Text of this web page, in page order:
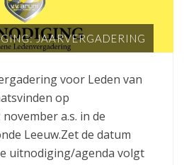
JAARVERGADERING
voor Leden van
op
a.s. in de
Leeuw.Zet de datum
uitnodiging/agenda volgt